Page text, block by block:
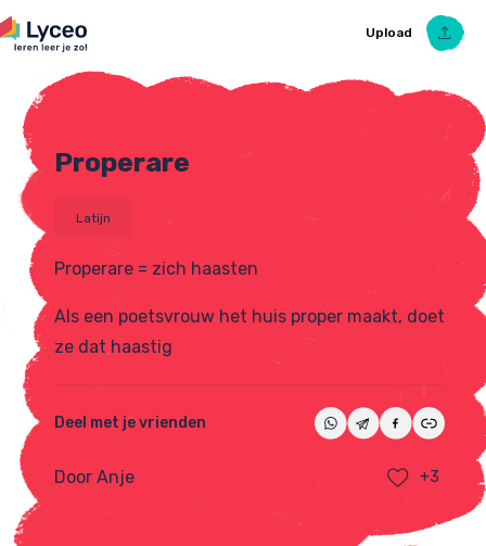
Upload
Upload Ezelsbruggetje
Properare
Latijn
Properare = zich haasten
Als een poetsvrouw het huis proper maakt, doet
ze dat haastig
Deel met je vrienden
Door Anje +3